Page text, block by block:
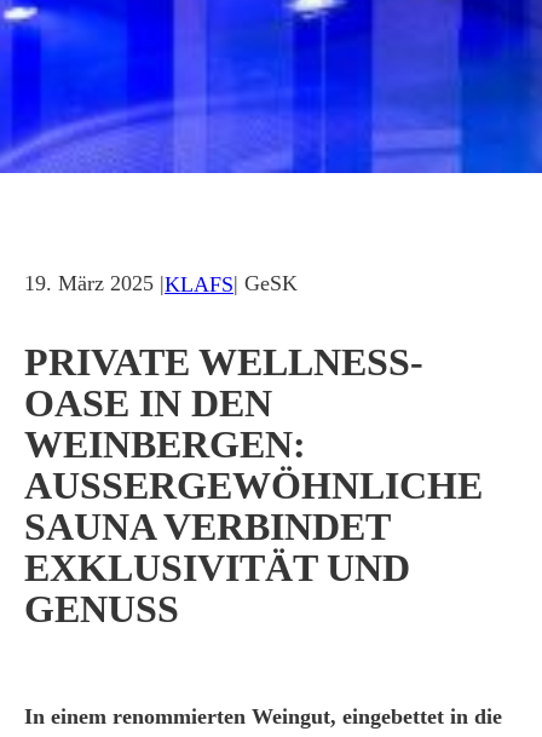
19. März 2025 |KLAFS| GeSK
PRIVATE WELLNESS-
OASE IN DEN
WEINBERGEN:
AUSSERGEWÖHNLICHE S
AUNA VERBINDET E
XKLUSIVITÄT UND G
ENUSS
In einem renommierten Weingut, eingebettet in die